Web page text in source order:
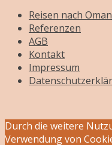
Reisen nach Oman
Referenzen
AGB
Kontakt
Impressum
Durch die weitere
Verwendung von